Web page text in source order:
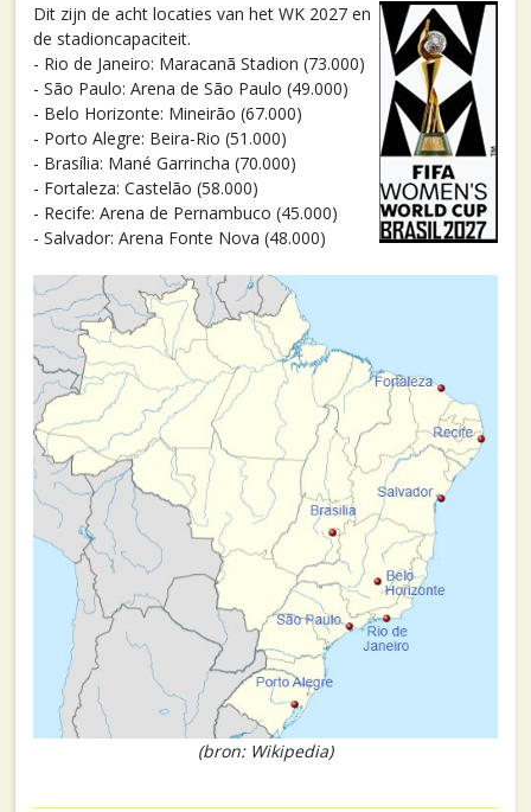
Dit zijn de acht locaties van het WK 2027 en
de stadioncapaciteit.
- Rio de Janeiro: Maracanã Stadion (73.000)
- São Paulo: Arena de São Paulo (49.000)
- Belo Horizonte: Mineirão (67.000)
- Porto Alegre: Beira-Rio (51.000)
- Brasília: Mané Garrincha (70.000)
- Fortaleza: Castelão (58.000)
- Recife: Arena de Pernambuco (45.000)
- Salvador: Arena Fonte Nova (48.000)
(bron: Wikipedia)